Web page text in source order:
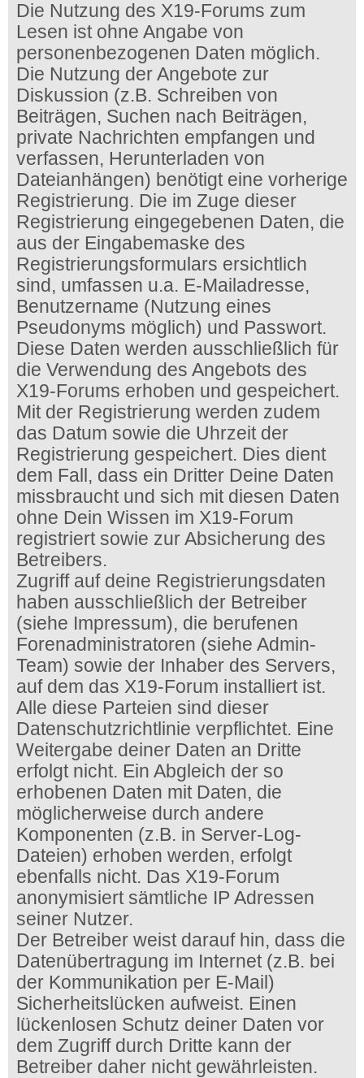
Die Nutzung des X19-Forums zum
Lesen ist ohne Angabe von
personenbezogenen Daten möglich.
Die Nutzung der Angebote zur
Diskussion (z.B. Schreiben von
Beiträgen, Suchen nach Beiträgen,
private Nachrichten empfangen und
verfassen, Herunterladen von
Dateianhängen) benötigt eine vorherige
Registrierung. Die im Zuge dieser
Registrierung eingegebenen Daten, die
aus der Eingabemaske des
Registrierungsformulars ersichtlich
sind, umfassen u.a. E-Mailadresse,
Benutzername (Nutzung eines
Pseudonyms möglich) und Passwort.
Diese Daten werden ausschließlich für
die Verwendung des Angebots des
X19-Forums erhoben und gespeichert.
Mit der Registrierung werden zudem
das Datum sowie die Uhrzeit der
Registrierung gespeichert. Dies dient
dem Fall, dass ein Dritter Deine Daten
missbraucht und sich mit diesen Daten
ohne Dein Wissen im X19-Forum
registriert sowie zur Absicherung des
Betreibers.
Zugriff auf deine Registrierungsdaten
haben ausschließlich der Betreiber
(siehe Impressum), die berufenen
Forenadministratoren (siehe Admin-
Team) sowie der Inhaber des Servers,
auf dem das X19-Forum installiert ist.
Alle diese Parteien sind dieser
Datenschutzrichtlinie verpflichtet. Eine
Weitergabe deiner Daten an Dritte
erfolgt nicht. Ein Abgleich der so
erhobenen Daten mit Daten, die
möglicherweise durch andere
Komponenten (z.B. in Server-Log-
Dateien) erhoben werden, erfolgt
ebenfalls nicht. Das X19-Forum
anonymisiert sämtliche IP Adressen
seiner Nutzer.
Der Betreiber weist darauf hin, dass die
Datenübertragung im Internet (z.B. bei
der Kommunikation per E-Mail)
Sicherheitslücken aufweist. Einen
lückenlosen Schutz deiner Daten vor
dem Zugriff durch Dritte kann der
Betreiber daher nicht gewährleisten.